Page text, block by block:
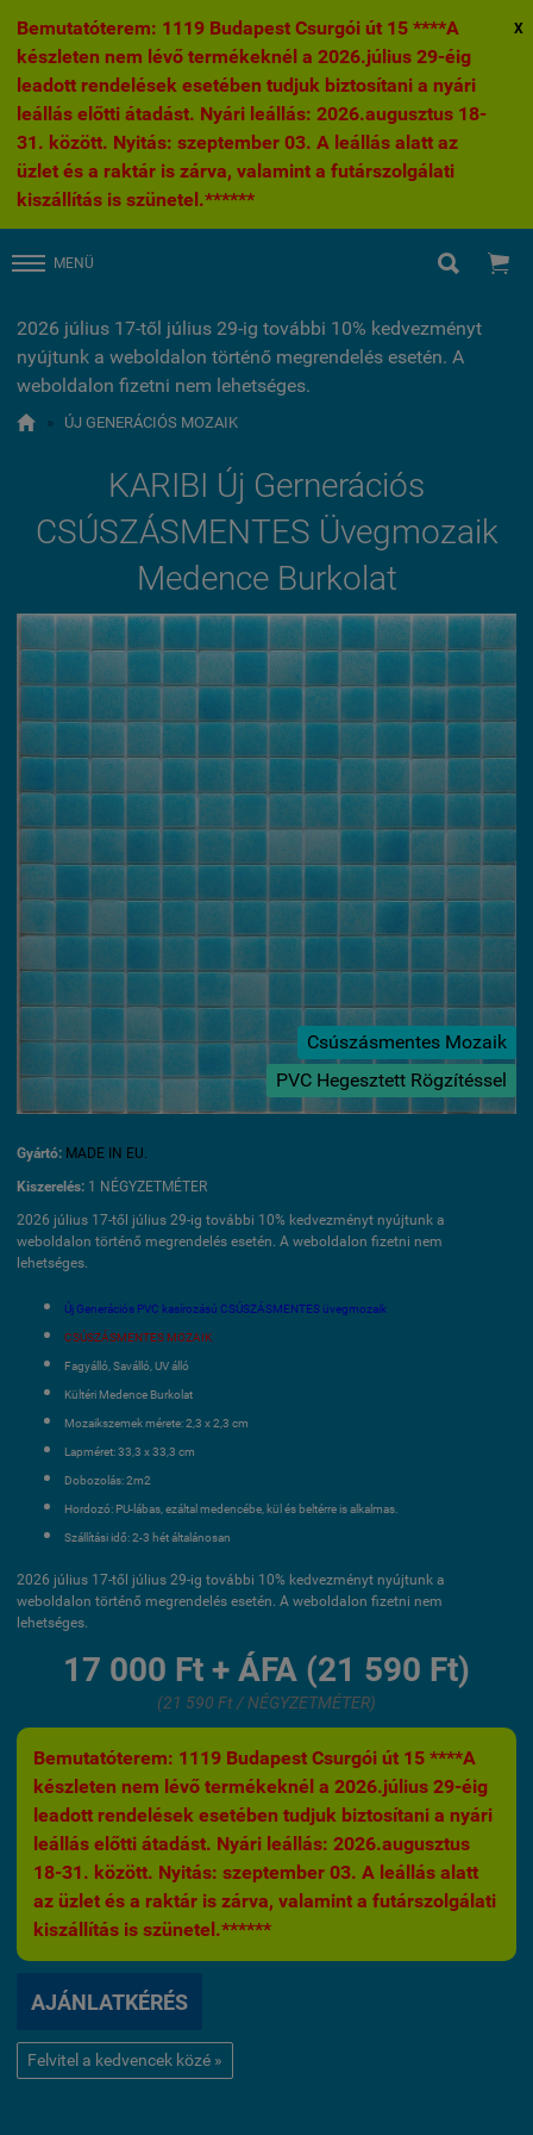
Bemutatóterem: 1119 Budapest Csurgói út 15 ****A
készleten nem lévő termékeknél a 2026.július 29-éig
leadott rendelések esetében tudjuk biztosítani a nyári
leállás előtti átadást. Nyári leállás: 2026.augusztus 18-
31. között. Nyitás: szeptember 03. A leállás alatt az
üzlet és a raktár is zárva, valamint a futárszolgálati
kiszállítás is szünetel.******
X
MENÜ  
2026 július 17-től július 29-ig további 10% kedvezményt
nyújtunk a weboldalon történő megrendelés esetén. A
weboldalon fizetni nem lehetséges.
 » ÚJ GENERÁCIÓS MOZAIK
KARIBI Új Gernerációs
CSÚSZÁSMENTES Üvegmozaik
Medence Burkolat
Csúszásmentes Mozaik
PVC Hegesztett Rögzítéssel
Gyártó: MADE IN EU.
Kiszerelés: 1 NÉGYZETMÉTER
2026 július 17-től július 29-ig további 10% kedvezményt nyújtunk a
weboldalon történő megrendelés esetén. A weboldalon fizetni nem
lehetséges.
Új Generációs PVC kasírozású CSÚSZÁSMENTES üvegmozaik
CSÚSZÁSMENTES MOZAIK
Fagyálló, Saválló, UV álló
Kültéri Medence Burkolat
Mozaikszemek mérete: 2,3 x 2,3 cm
Lapméret: 33,3 x 33,3 cm
Dobozolás: 2m2
Hordozó: PU-lábas, ezáltal medencébe, kül és beltérre is alkalmas.
Szállítási idő: 2-3 hét általánosan
2026 július 17-től július 29-ig további 10% kedvezményt nyújtunk a
weboldalon történő megrendelés esetén. A weboldalon fizetni nem
lehetséges.
17 000 Ft + ÁFA (21 590 Ft)
(21 590 Ft / NÉGYZETMÉTER)
Bemutatóterem: 1119 Budapest Csurgói út 15 ****A
készleten nem lévő termékeknél a 2026.július 29-éig
leadott rendelések esetében tudjuk biztosítani a nyári
leállás előtti átadást. Nyári leállás: 2026.augusztus
18-31. között. Nyitás: szeptember 03. A leállás alatt
az üzlet és a raktár is zárva, valamint a futárszolgálati
kiszállítás is szünetel.******
AJÁNLATKÉRÉS
Felvitel a kedvencek közé »